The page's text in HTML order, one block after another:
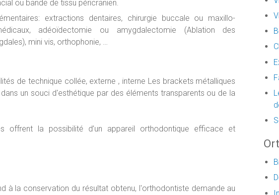
ou bande de tissu péricranien.
extractions dentaires, chirurgie buccale ou maxillo-
adéoïdectomie ou amygdalectomie (Ablation des
mini vis, orthophonie, …
de technique collée, externe , interne Les brackets métalliques
un souci d'esthétique par des éléments transparents ou de la
offrent la possibilité d’un appareil orthodontique efficace et
à la conservation du résultat obtenu, l'orthodontiste demande au